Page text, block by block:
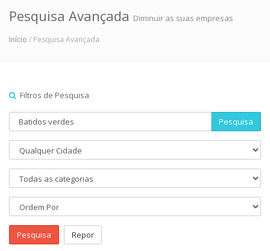
Pesquisa Avançada Diminuir as suas empresas
Início / Pesquisa Avançada
Filtros de Pesquisa
Pesquisa
Pesquisa Repor